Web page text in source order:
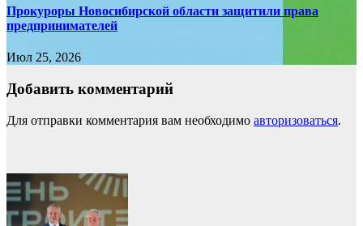
Прокуроры Новосибирской области защитили права
предпринимателей
Июл 25, 2026
Добавить комментарий
Для отправки комментария вам необходимо авторизоваться.